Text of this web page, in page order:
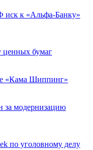
иск к «Альфа-Банку»
ценных бумаг
«Кама Шиппинг»
за модернизацию
по уголовному делу